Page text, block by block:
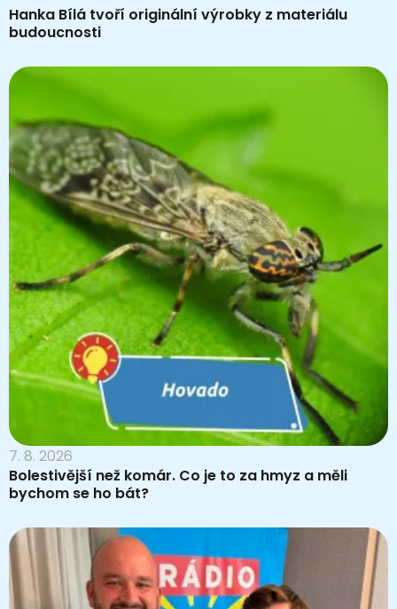
Hanka Bílá tvoří originální výrobky z materiálu
budoucnosti
7. 8. 2026
Bolestivější než komár. Co je to za hmyz a měli
bychom se ho bát?